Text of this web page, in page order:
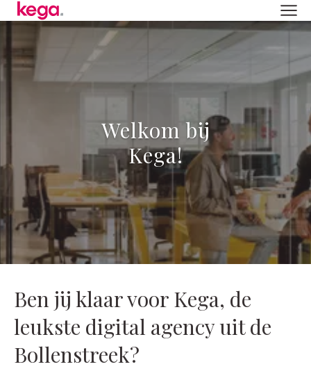
Welkom bij
Kega!
Ben jij klaar voor Kega, de
leukste digital agency uit de
Bollenstreek?